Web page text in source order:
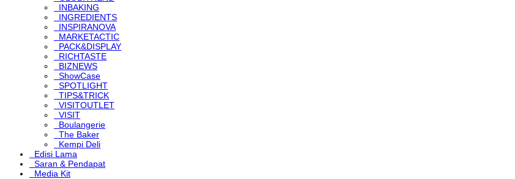
INBAKING
INGREDIENTS
INSPIRANOVA
MARKETACTIC
PACK&DISPLAY
RICHTASTE
BIZNEWS
ShowCase
SPOTLIGHT
TIPS&TRICK
VISITOUTLET
VISIT
Boulangerie
The Baker
Kempi Deli
Edisi Lama
Saran & Pendapat
Media Kit